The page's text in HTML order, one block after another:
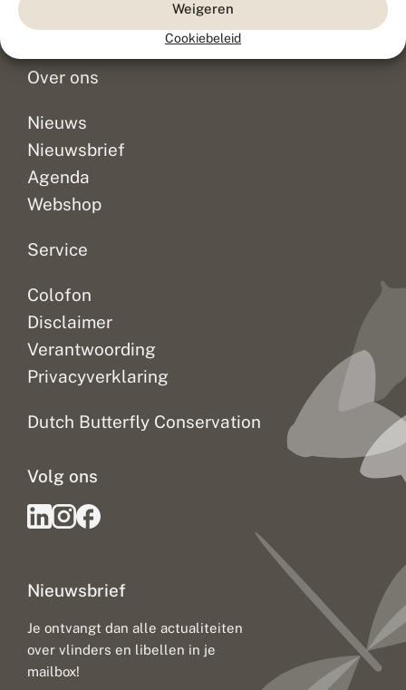
Weigeren
Cookiebeleid
Doneer
Over ons
Nieuws
Nieuwsbrief
Agenda
Webshop
Service
Colofon
Disclaimer
Verantwoording
Privacyverklaring
Dutch Butterfly Conservation
Nieuwsbrief
Je ontvangt dan alle actualiteiten
over vlinders en libellen in je
mailbox!
Volg ons